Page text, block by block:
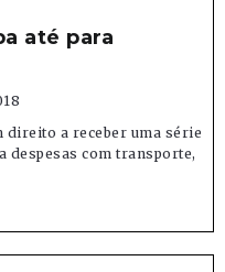
até para
direito a receber uma série
despesas com transporte,